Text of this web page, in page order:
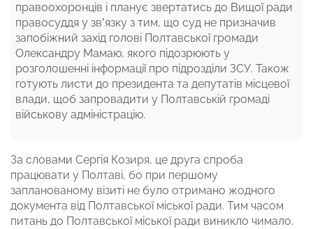
правоохоронців і планує звертатись до Вищої ради
правосуддя у зв’язку з тим, що суд не призначив
запобіжний захід голові Полтавської громади
Олександру Мамаю, якого підозрюють у
розголошенні інформації про підрозділи ЗСУ. Також
готують листи до президента та депутатів місцевої
влади, щоб запровадити у Полтавській громаді
військову адміністрацію.
За словами Сергія Козиря, це друга спроба
працювати у Полтаві, бо при першому
запланованому візиті не було отримано жодного
документа від Полтавської міської ради. Тим часом
питань до Полтавської міської ради виникло чимало.